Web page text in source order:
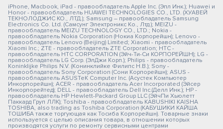
iPhone, Macbook, iPad - правообладатель Apple Inc. (Эпл Инк.); Huawei и
Honor - правообладатель HUAWEI TECHNOLOGIES CO., LTD. (ХУАВЕЙ
ТЕКНОЛОДЖИС КО., ЛТД.); Samsung – правообладатель Samsung
Electronics Co. Ltd. (Самсунг Электроникс Ко., Лтд.); MEIZU -
правообладатель MEIZU TECHNOLOGY CO., LTD.; Nokia -
правообладатель Nokia Corporation (Нокиа Корпорейшн); Lenovo -
правообладатель Lenovo (Beijing) Limited; Xiaomi - правообладатель
Xiaomi Inc.; ZTE - правообладатель ZTE Corporation; HTC -
правообладатель HTC CORPORATION (Эйч-Ти-Си КОРПОРЕЙШН); LG -
правообладатель LG Corp. (ЭлДжи Корп.); Philips - правообладатель
Koninklijke Philips N.V. (Конинклийке Филипс Н.В.); Sony -
правообладатель Sony Corporation (Сони Корпорейшн); ASUS -
правообладатель ASUSTeK Computer Inc. (Асустек Компьютер
Инкорпорейшн); ACER - правообладатель Acer Incorporated (Эйсер
Инкорпорейтед); DELL - правообладатель Dell Inc.(Делл Инк.); HP -
правообладатель HP Hewlett-Packard Group LLC (ЭйчПи Хьюлетт
Паккард Груп ЛЛК); Toshiba - правообладатель KABUSHIKI KAISHA
TOSHIBA, also trading as Toshiba Corporation (КАБУШИКИ КАЙША
ТОШИБА также торгующая как Тосиба Корпорейшн). Товарные знаки
используется с целью описания товара, в отношении которых
производятся услуги по ремонту сервисными центрами